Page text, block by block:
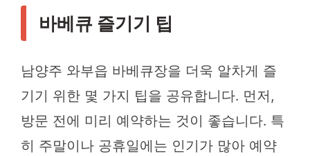
바베큐 즐기기 팁
남양주 와부읍 바베큐장을 더욱 알차게 즐
기기 위한 몇 가지 팁을 공유합니다. 먼저,
방문 전에 미리 예약하는 것이 좋습니다. 특
히 주말이나 공휴일에는 인기가 많아 예약